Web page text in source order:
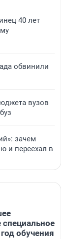
40 лет
обвинили
вузов
зачем
и переехал в
специальное
обучения